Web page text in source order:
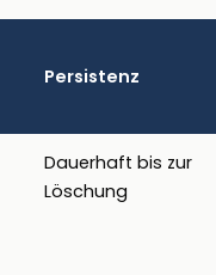
Persistenz
Dauerhaft bis zur
Löschung